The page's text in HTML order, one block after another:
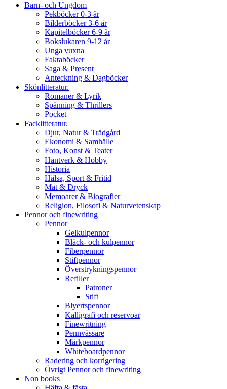
Barn- och Ungdom
Pekböcker 0-3 år
Bilderböcker 3-6 år
Kapitelböcker 6-9 år
Bokslukaren 9-12 år
Unga vuxna
Faktaböcker
Saga & Present
Anteckning & Dagböcker
Skönlitteratur.
Romaner & Lyrik
Spänning & Thrillers
Pocket
Facklitteratur.
Djur, Natur & Trädgård
Ekonomi & Samhälle
Foto, Konst & Teater
Hantverk & Hobby
Historia
Hälsa, Sport & Fritid
Mat & Dryck
Memoarer & Biografier
Religion, Filosofi & Naturvetenskap
Pennor och finewriting
Pennor
Gelkulpennor
Bläck- och kulpennor
Fiberpennor
Stiftpennor
Överstrykningspennor
Refiller
Patroner
Stift
Blyertspennor
Kalligrafi och reservoar
Finewritning
Pennvässare
Märkpennor
Whiteboardpennor
Radering och korrigering
Övrigt Pennor och finewriting
Non books